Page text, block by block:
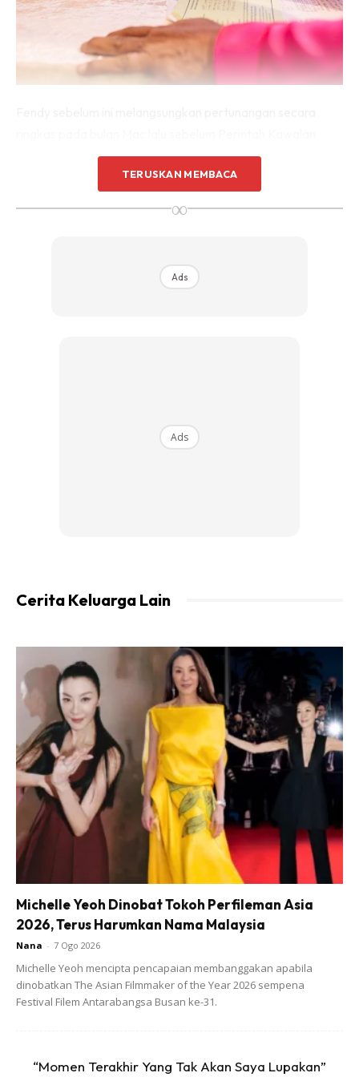
Pergerakan dikuatkuasa kerana pandemik Covid 19.
mahu mengundang ramai jemputan termasuk pihak media,
“Keluarga masing masing pun sepakat teruskan yang wajib
“Ikutkan rancangnya nak nikah Januari depan. Tapi kita
sebenarnya kerana kita tak tahu ke depan nanti bagaimana
pula jadinya.
“InsyaAllah selepas ini, majlis resepsi juga akan dibuat cuma
belum ada tarikh tepat. Mungkin juga tahun depan kerana
Perintah Kawalan Pergerakan Pemulihan pun diteruskan
sampai hujung tahun ini,” katanya.
TERUSKAN MEMBACA
∞
Ads
Ads
Cerita Keluarga Lain
Michelle Yeoh Dinobat Tokoh Perfileman Asia
2026, Terus Harumkan Nama Malaysia
Nana - 7 Ogo 2026
Michelle Yeoh mencipta pencapaian membanggakan apabila
dinobatkan The Asian Filmmaker of the Year 2026 sempena
Festival Filem Antarabangsa Busan ke-31.
“Momen Terakhir Yang Tak Akan Saya Lupakan”